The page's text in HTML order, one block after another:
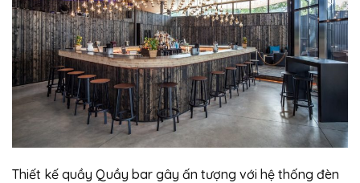
Thiết kế quầy Quầy bar gây ấn tượng với hệ thống đèn